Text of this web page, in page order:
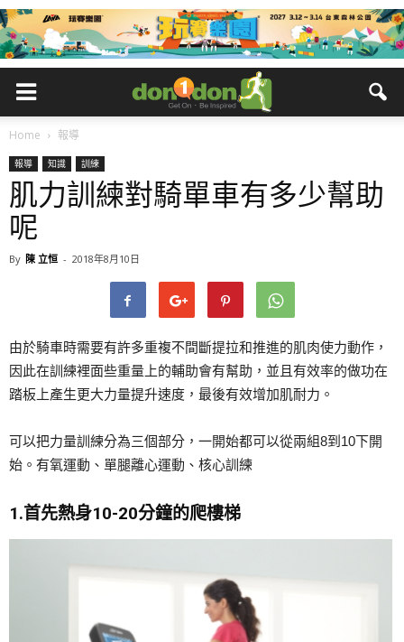
Home 報導
報導 知識 訓練
肌力訓練對騎單車有多少幫助
呢
By 陳 立恒 - 2018年8月10日
由於騎車時需要有許多重複不間斷提拉和推進的肌肉使力動作，
因此在訓練裡面些重量上的輔助會有幫助，並且有效率的做功在
踏板上產生更大力量提升速度，最後有效增加肌耐力。
可以把力量訓練分為三個部分，一開始都可以從兩組8到10下開
始。有氧運動、單腿離心運動、核心訓練
1.首先熱身10-20分鐘的爬樓梯